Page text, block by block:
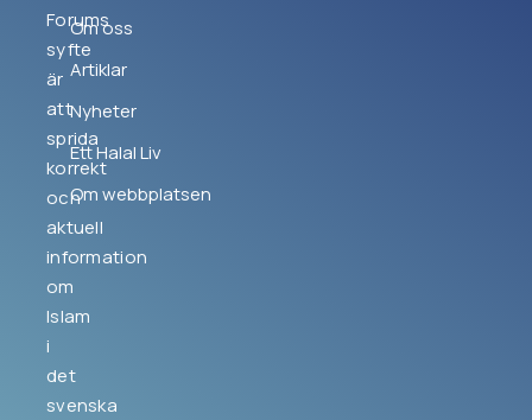
Forums
syfte
är
att
sprida
korrekt
och
aktuell
information
om
Islam
i
det
svenska
Om oss
Artiklar
Nyheter
Ett Halal Liv
Om webbplatsen